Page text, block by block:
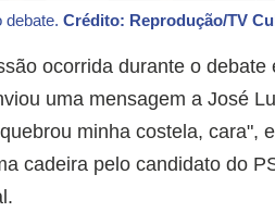
debate.Crédito: Reprodução/TV
ocorrida durante o
uma mensagem a José
minha costela, cara",
cadeira pelo candidato do